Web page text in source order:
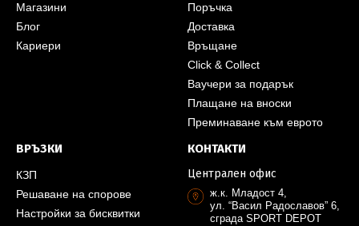
Магазини
Блог
Кариери
Поръчка
Доставка
Връщане
Click & Collect
Ваучери за подарък
Плащане на вноски
Преминаване към еврото
ВРЪЗКИ
КЗП
Решаване на спорове
Настройки за бисквитки
КОНТАКТИ
Централен офис
ж.к. Младост 4,
ул. “Васил Радославов” 6,
сграда SPORT DEPOT